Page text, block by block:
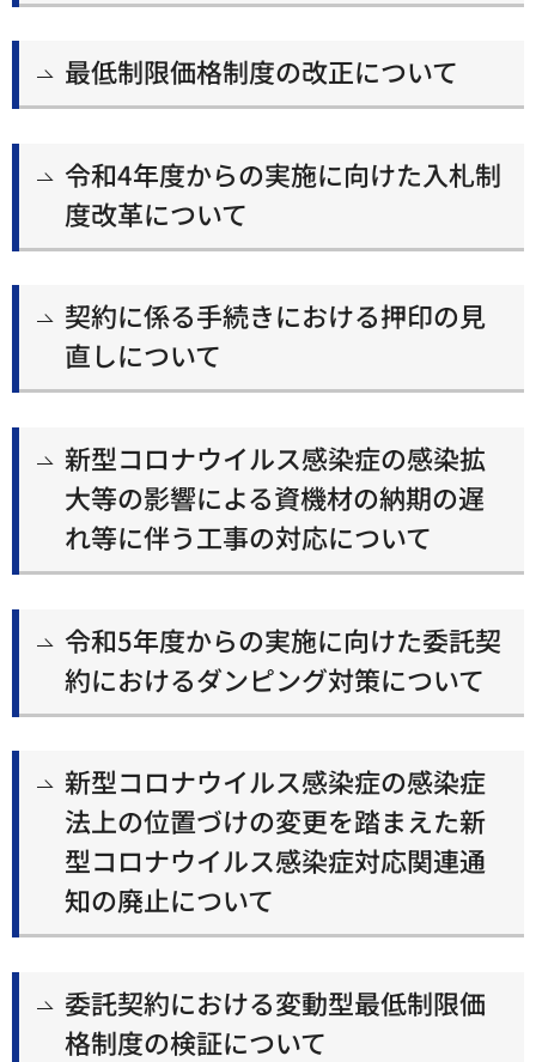
最低制限価格制度の改正について
令和4年度からの実施に向けた入札制
度改革について
契約に係る手続きにおける押印の見
直しについて
新型コロナウイルス感染症の感染拡
大等の影響による資機材の納期の遅
れ等に伴う工事の対応について
令和5年度からの実施に向けた委託契
約におけるダンピング対策について
新型コロナウイルス感染症の感染症
法上の位置づけの変更を踏まえた新
型コロナウイルス感染症対応関連通
知の廃止について
委託契約における変動型最低制限価
格制度の検証について